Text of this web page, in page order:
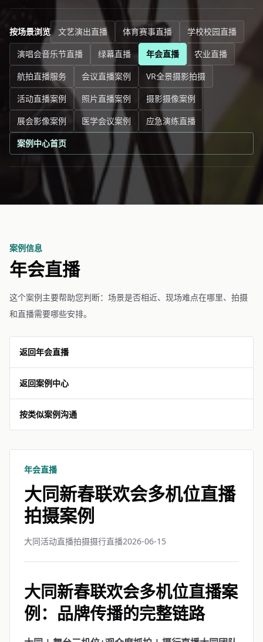
按场景浏览 文艺演出直播 体育赛事直播
学校校园直播
演唱会音乐节直播
绿幕直播 年会直播
农业直播
航拍直播服务
会议直播案例
VR全景摄影拍摄
活动直播案例
照片直播案例
摄影摄像案例
展会影像案例
医学会议案例
应急演练直播
案例中心首页
案例信息
年会直播
这个案例主要帮助您判断：场景是否相近、现场难点在哪里、拍摄
和直播需要哪些安排。
返回年会直播
返回案例中心
按类似案例沟通
年会直播
大同新春联欢会多机位直播
拍摄案例
大同活动直播拍摄摄行直播2026-06-15
大同新春联欢会多机位直播案
例：品牌传播的完整链路